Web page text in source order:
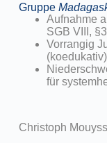
Gruppe
Aufnahme
SGB VIII,
Vorrangig
(koedukativ)
für
Christoph